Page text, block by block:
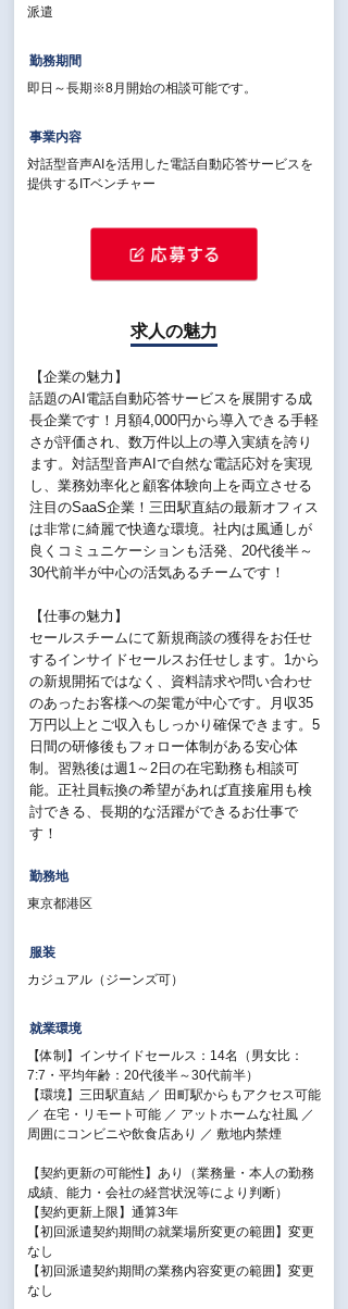
派遣
勤務期間
即日～長期※8月開始の相談可能です。
事業内容
対話型音声AIを活用した電話自動応答サービスを
提供するITベンチャー
求人の魅力
【企業の魅力】
話題のAI電話自動応答サービスを展開する成
長企業です！月額4,000円から導入できる手軽
さが評価され、数万件以上の導入実績を誇り
ます。対話型音声AIで自然な電話応対を実現
し、業務効率化と顧客体験向上を両立させる
注目のSaaS企業！三田駅直結の最新オフィス
は非常に綺麗で快適な環境。社内は風通しが
良くコミュニケーションも活発、20代後半～
30代前半が中心の活気あるチームです！
【仕事の魅力】
セールスチームにて新規商談の獲得をお任せ
するインサイドセールスお任せします。1から
の新規開拓ではなく、資料請求や問い合わせ
のあったお客様への架電が中心です。月収35
万円以上とご収入もしっかり確保できます。5
日間の研修後もフォロー体制がある安心体
制。習熟後は週1～2日の在宅勤務も相談可
能。正社員転換の希望があれば直接雇用も検
討できる、長期的な活躍ができるお仕事で
す！
勤務地
東京都港区
服装
カジュアル（ジーンズ可）
就業環境
【体制】インサイドセールス：14名（男女比：
7:7・平均年齢：20代後半～30代前半）
【環境】三田駅直結 ／ 田町駅からもアクセス可能
／ 在宅・リモート可能 ／ アットホームな社風 ／
周囲にコンビニや飲食店あり ／ 敷地内禁煙
【契約更新の可能性】あり（業務量・本人の勤務
成績、能力・会社の経営状況等により判断）
【契約更新上限】通算3年
【初回派遣契約期間の就業場所変更の範囲】変更
なし
【初回派遣契約期間の業務内容変更の範囲】変更
なし